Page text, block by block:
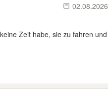
02.08.2026
Zeit habe, sie zu fahren und